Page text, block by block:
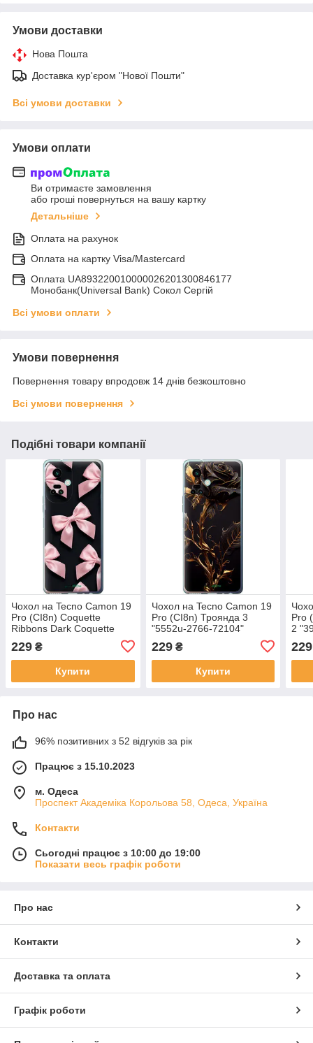
Умови доставки
Нова Пошта
Доставка кур'єром "Нової Пошти"
Всі умови доставки
Умови оплати
Ви отримаєте замовлення
або гроші повернуться на вашу картку
Детальніше
Оплата на рахунок
Оплата на картку Visa/Mastercard
Оплата UA893220010000026201300846177
Монобанк(Universal Bank) Сокол Сергій
Всі умови оплати
Умови повернення
Повернення товару впродовж 14 днів безкоштовно
Всі умови повернення
Подібні товари компанії
Чохол на Tecno Camon 19
Pro (CI8n) Coquette
Ribbons Dark Coquette
229 ₴
Купити
Чохол на Tecno Camon 19
Pro (CI8n) Троянда 3
"5552u-2766-72104"
229₴
Купити
Pro
2
229
Про нас
96% позитивних з 52 відгуків за рік
Працює з 15.10.2023
м. Одеса
Проспект Академіка Корольова 58, Одеса, Україна
Контакти
Сьогодні працює з 10:00 до 19:00
Показати весь графік роботи
Про нас
Контакти
Доставка та оплата
Графік роботи